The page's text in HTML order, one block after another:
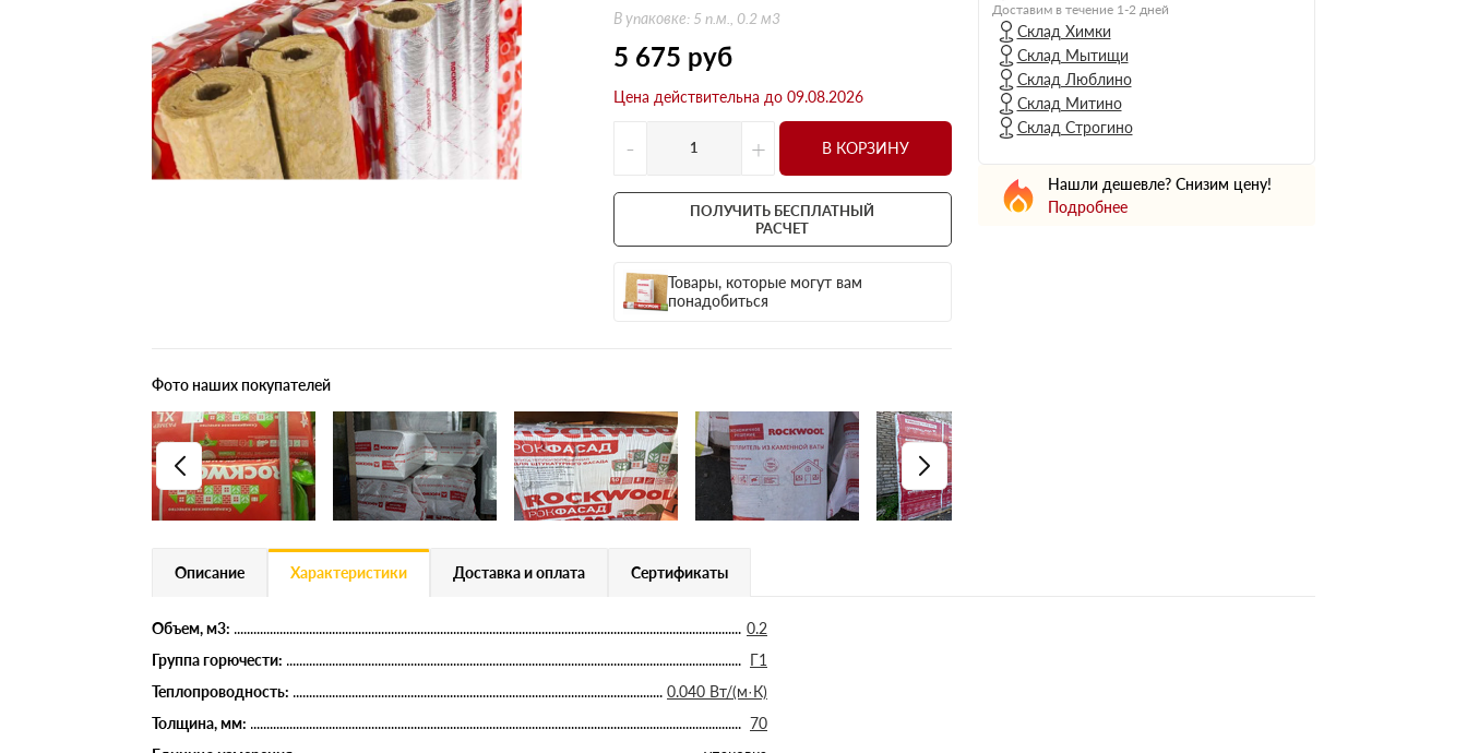
Плитные материалы
Н Оптима
Д Оптима
50 мм
100 мм
Техническая изоляция
Цилиндры навивные
CONLIT SL 150
50 мм
50 мм
100 мм
150 мм
Д Оптима
В Оптима
Д Стандарт
Н Экстра
Для стен
В упаковке: 5 п.м., 0.2 м3
5 675 руб
Цена действительна до 09.08.2026
- + В КОРЗИНУ
ПОЛУЧИТЬ БЕСПЛАТНЫЙ
РАСЧЕТ
Товары, которые могут вам
понадобиться
Доставим в течение 1-2 дней
Склад Химки
Склад Мытищи
Склад Люблино
Склад Митино
Склад Строгино
Нашли дешевле? Снизим цену!
Подробнее
Фото наших покупателей
Описание Характеристики Доставка и оплата Сертификаты
Объем, м3:
0.2
Группа горючести:
Г1
Теплопроводность:
0.040 Вт/(м·К)
Толщина, мм:
70